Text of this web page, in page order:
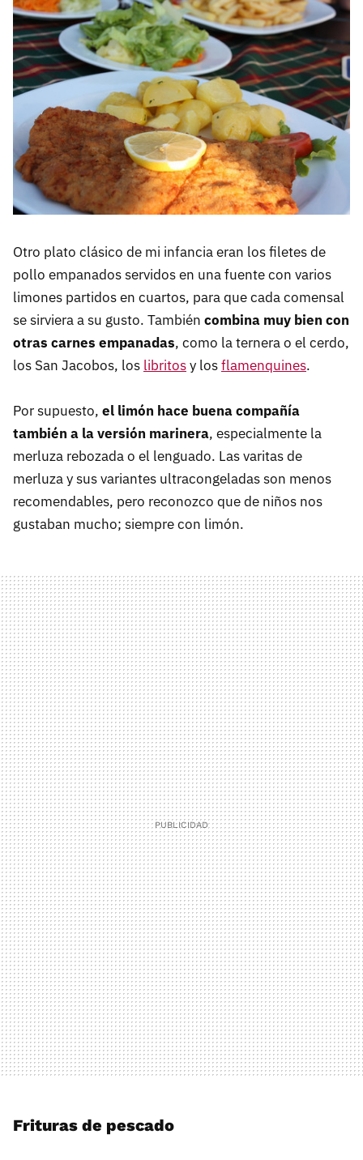
Otro plato clásico de mi infancia eran los filetes de
pollo empanados servidos en una fuente con varios
limones partidos en cuartos, para que cada comensal
se sirviera a su gusto. También combina muy bien con
otras carnes empanadas, como la ternera o el cerdo,
los San Jacobos, los libritosy losflamenquines.
Por supuesto, el limón hace buena compañía
también a la versión marinera, especialmente la
merluza rebozada o el lenguado. Las varitas de
merluza y sus variantes ultracongeladas son menos
recomendables, pero reconozco que de niños nos
gustaban mucho; siempre con limón.
Frituras de pescado